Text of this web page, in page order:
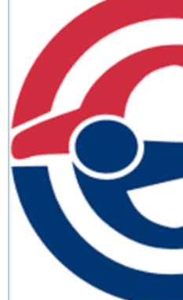
maakt
ICT
Career
een
goed
IT
recruitment
bureau?